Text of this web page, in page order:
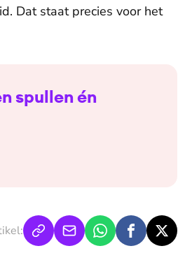
Dat staat precies voor het
spullen én